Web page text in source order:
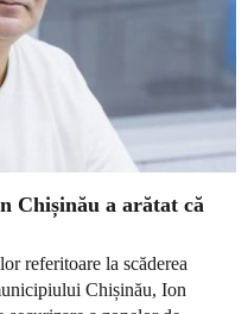
Chișinău a arătat că
referitoare la scăderea
Chișinău, Ion